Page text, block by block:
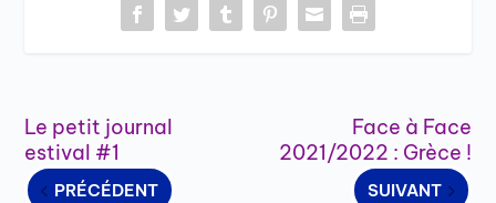
Le petit journal
estival #1
PRÉCÉDENT
Face à Face
2021/2022 : Grèce !
SUIVANT